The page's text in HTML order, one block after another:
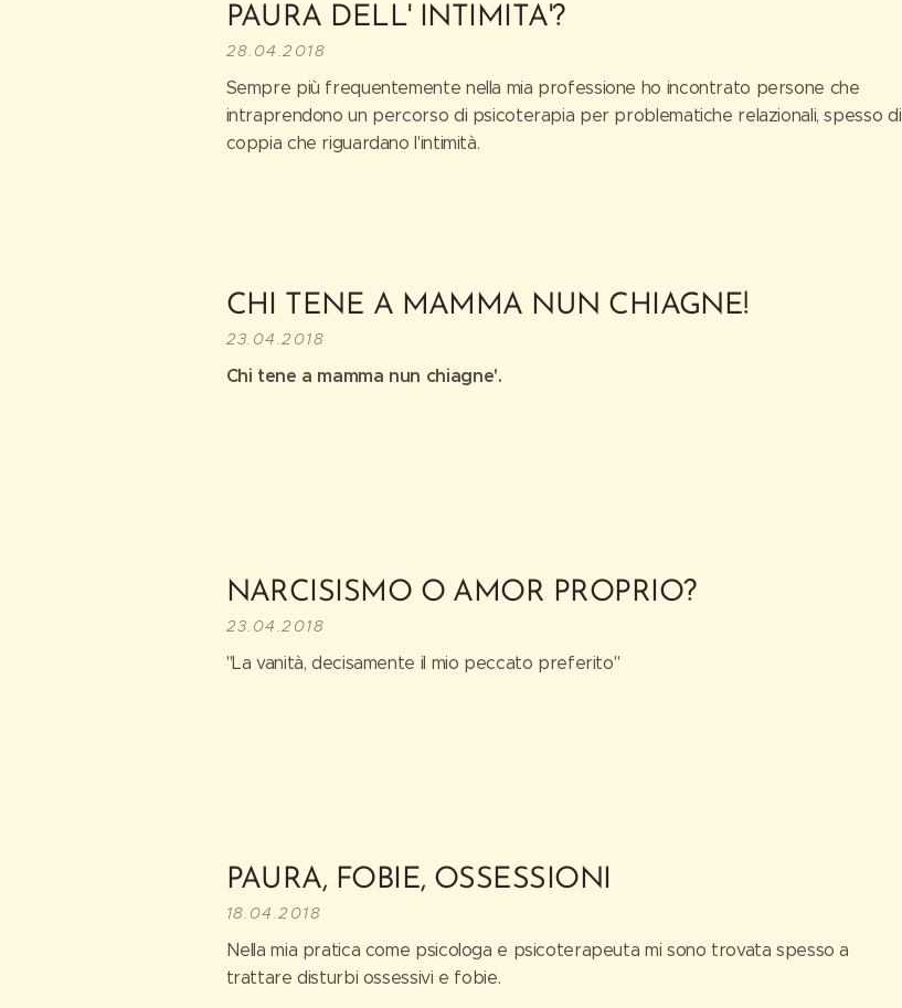
PAURA DELL' INTIMITA'?
28.04.2018
Sempre più frequentemente nella mia professione ho incontrato persone che
intraprendono un percorso di psicoterapia per problematiche relazionali, spesso di
coppia che riguardano l'intimità.
CHI TENE A MAMMA NUN CHIAGNE!
23.04.2018
Chi tene a mamma nun chiagne'.
NARCISISMO O AMOR PROPRIO?
23.04.2018
"La vanità, decisamente il mio peccato preferito"
PAURA, FOBIE, OSSESSIONI
18.04.2018
Nella mia pratica come psicologa e psicoterapeuta mi sono trovata spesso a
trattare disturbi ossessivi e fobie.